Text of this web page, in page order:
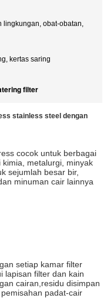
lingkungan, obat-obatan,
kertas saring
filter
stainless steel dengan
cocok untuk berbagai
metalurgi, minyak
sejumlah besar bir,
minuman cair lainnya
setiap kamar filter
lapisan filter dan kain
cairan,residu disimpan
padat-cair